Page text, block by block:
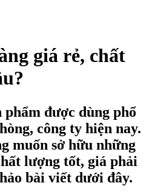
giá rẻ, chất
phẩm được dùng phổ
công ty hiện nay.
muốn sở hữu những
lượng tốt, giá phải
bài viết dưới đây.